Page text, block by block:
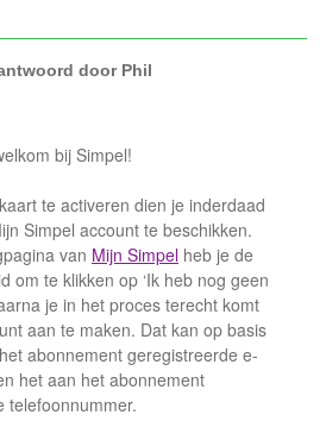
doorPhil
bij Simpel!
te activeren dien je inderdaad
Simpel account te beschikken.
van Mijn Simpel heb je de
om te klikken op ‘Ik heb nog geen
je in het proces terecht komt
aan te maken. Dat kan op basis
abonnement geregistreerde e-
het aan het abonnement
telefoonnummer.